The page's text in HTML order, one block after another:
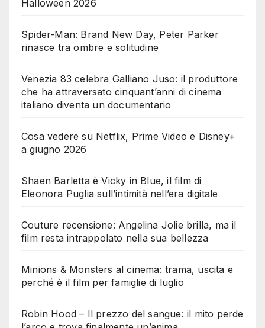
Halloween 2026
Spider-Man: Brand New Day, Peter Parker
rinasce tra ombre e solitudine
Venezia 83 celebra Galliano Juso: il produttore
che ha attraversato cinquant’anni di cinema
italiano diventa un documentario
Cosa vedere su Netflix, Prime Video e Disney+
a giugno 2026
Shaen Barletta è Vicky in Blue, il film di
Eleonora Puglia sull’intimità nell’era digitale
Couture recensione: Angelina Jolie brilla, ma il
film resta intrappolato nella sua bellezza
Minions & Monsters al cinema: trama, uscita e
perché è il film per famiglie di luglio
Robin Hood – Il prezzo del sangue: il mito perde